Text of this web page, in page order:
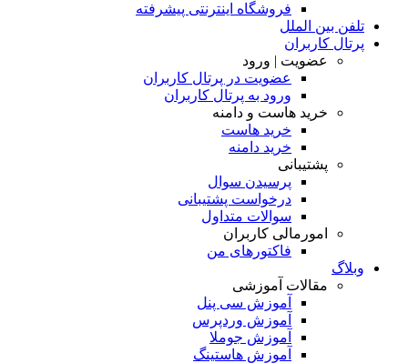
فروشگاه اینترنتی پیشرفته
تلفن بین الملل
پرتال کاربران
عضویت | ورود
عضویت در پرتال کاربران
ورود به پرتال کاربران
خرید هاست و دامنه
خرید هاست
خرید دامنه
پشتیبانی
پرسیدن سوال
درخواست پشتیبانی
سوالات متداول
امورمالی کاربران
فاکتورهای من
وبلاگ
مقالات آموزشی
آموزش سی پنل
آموزش وردپرس
آموزش جوملا
آموزش هاستینگ